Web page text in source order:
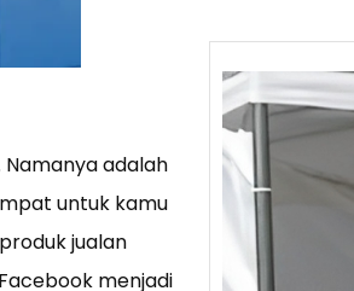
adalah
untuk kamu
jualan
menjadi